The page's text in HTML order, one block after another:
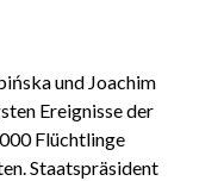
und Joachim
Ereignisse der
Flüchtlinge
Staatspräsident